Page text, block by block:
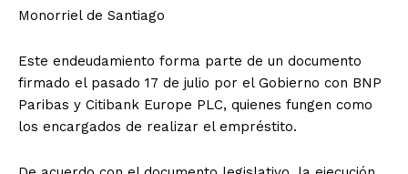
Monorriel de Santiago
Este endeudamiento forma parte de un documento
firmado el pasado 17 de julio por el Gobierno con BNP
Paribas y Citibank Europe PLC, quienes fungen como
los encargados de realizar el empréstito.